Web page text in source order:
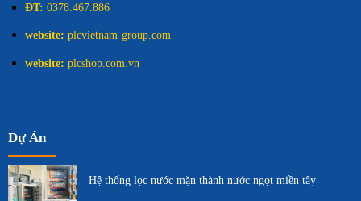
ĐT: 0378.467.886
website: plcvietnam-group.com
website: plcshop.com.vn
Dự Án
Hệ thống lọc nước mặn thành nước ngọt miền tây